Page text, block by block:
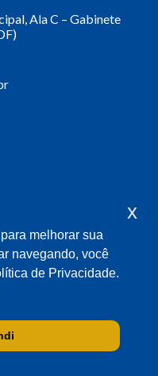
Ala C – Gabinete
melhorar sua
navegando, você
de Privacidade.
x